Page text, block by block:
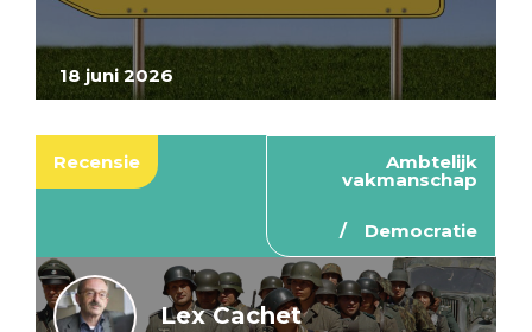
18 juni 2026
Recensie Ambtelijk
vakmanschap
Democratie
Lex Cachet